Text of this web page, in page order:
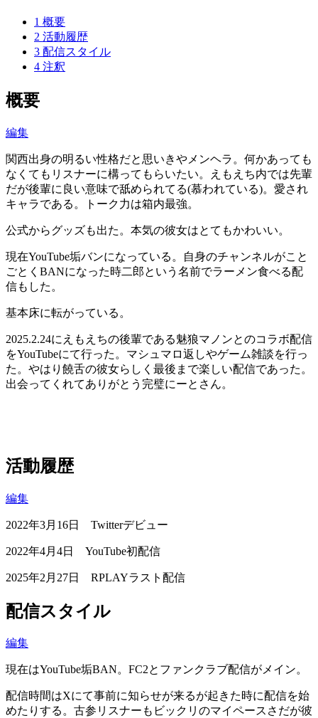
1 概要
2 活動履歴
3 配信スタイル
4 注釈
概要
編集
関西出身の明るい性格だと思いきやメンヘラ。何かあっても
なくてもリスナーに構ってもらいたい。えもえち内では先輩
だが後輩に良い意味で舐められてる(慕われている)。愛され
キャラである。トーク力は箱内最強。
公式からグッズも出た。本気の彼女はとてもかわいい。
現在YouTube垢バンになっている。自身のチャンネルがこと
ごとくBANになった時二郎という名前でラーメン食べる配
信もした。
基本床に転がっている。
2025.2.24にえもえちの後輩である魅狼マノンとのコラボ配信
をYouTubeにて行った。マシュマロ返しやゲーム雑談を行っ
た。やはり饒舌の彼女らしく最後まで楽しい配信であった。
出会ってくれてありがとう完璧にーとさん。
活動履歴
編集
2022年3月16日 Twitterデビュー
2022年4月4日 YouTube初配信
2025年2月27日 RPLAYラスト配信
配信スタイル
編集
現在はYouTube垢BAN。FC2とファンクラブ配信がメイン。
配信時間はXにて事前に知らせが来るが起きた時に配信を始
めたりする。古参リスナーもビックリのマイペースさだが彼